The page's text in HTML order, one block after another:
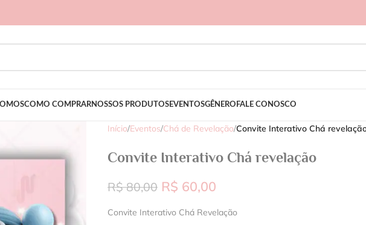
COMO COMPRARNOSSOS PRODUTOSEVENTOSGÊNERO FALE CONOSCO
Início/Eventos/Chá de Revelação/Convite Interativo Chá
Convite Interativo Chá revelação
R$80,00 R$ 60,00
Convite Interativo Chá Revelação